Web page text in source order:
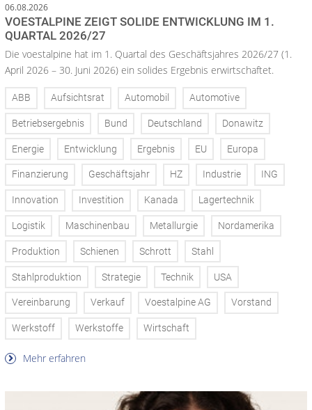
06.08.2026
VOESTALPINE ZEIGT SOLIDE ENTWICKLUNG IM 1.
QUARTAL 2026/27
Die voestalpine hat im 1. Quartal des Geschäftsjahres 2026/27 (1.
April 2026 – 30. Juni 2026) ein solides Ergebnis erwirtschaftet.
ABB Aufsichtsrat Automobil Automotive
Betriebsergebnis Bund Deutschland Donawitz
Energie Entwicklung Ergebnis EU Europa
Finanzierung Geschäftsjahr HZ Industrie ING
Innovation Investition Kanada Lagertechnik
Logistik Maschinenbau Metallurgie Nordamerika
Produktion Schienen Schrott Stahl
Stahlproduktion Strategie Technik USA
Vereinbarung Verkauf Voestalpine AG Vorstand
Werkstoff Werkstoffe Wirtschaft
Mehr erfahren